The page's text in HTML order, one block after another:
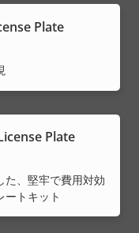
Plate
Plate
た、堅牢で費用対効
ートキット